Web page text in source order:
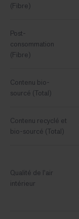
(Fibre)
Post-
consommation
(Fibre)
Contenu bio-
sourcé (Total)
Contenu recyclé et
bio-sourcé (Total)
Qualité de l'air
intérieur